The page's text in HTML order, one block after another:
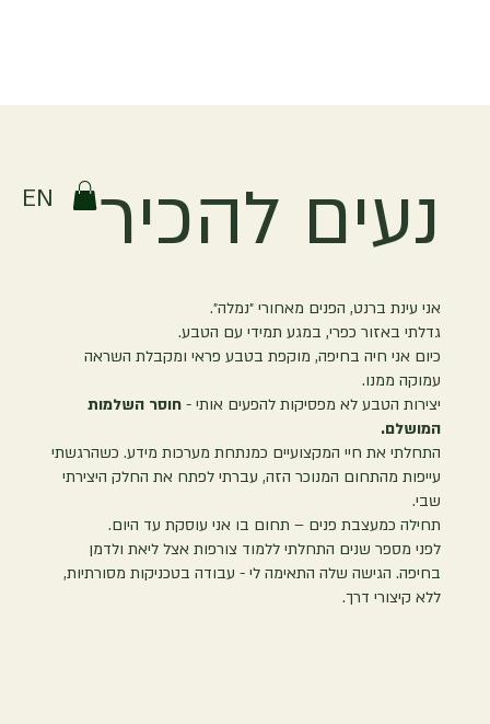
EN נעים להכיר
אני עינת ברנט, הפנים מאחורי ״נמלה״.
גדלתי באזור כפרי, במגע תמידי עם הטבע.
כיום אני חיה בחיפה, מוקפת בטבע פראי ומקבלת השראה
עמוקה ממנו.
יצירות הטבע לא מפסיקות להפעים אותי - חוסר השלמות
המושלם.
התחלתי את חיי המקצועיים כמנתחת מערכות מידע. כשהרגשתי
עייפות מהתחום המנוכר הזה, עברתי לפתח את החלק היצירתי
שבי.
תחילה כמעצבת פנים – תחום בו אני עוסקת עד היום.
לפני מספר שנים התחלתי ללמוד צורפות אצל ליאת ולדמן
בחיפה. הגישה שלה התאימה לי - עבודה בטכניקות מסורתיות,
ללא קיצורי דרך.